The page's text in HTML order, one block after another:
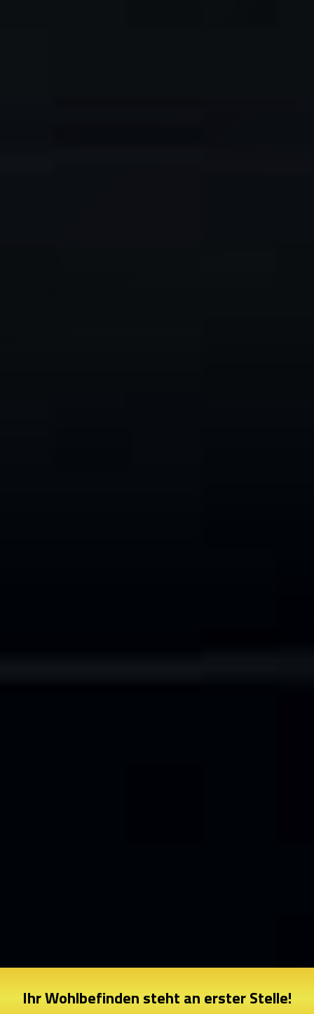
Ihr Wohlbefinden steht an erster Stelle!